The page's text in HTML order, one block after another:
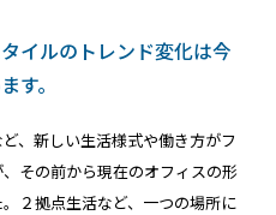
イルのトレンド変化は今
す。
、新しい生活様式や働き方がフ
その前から現在のオフィスの形
２拠点生活など、一つの場所に